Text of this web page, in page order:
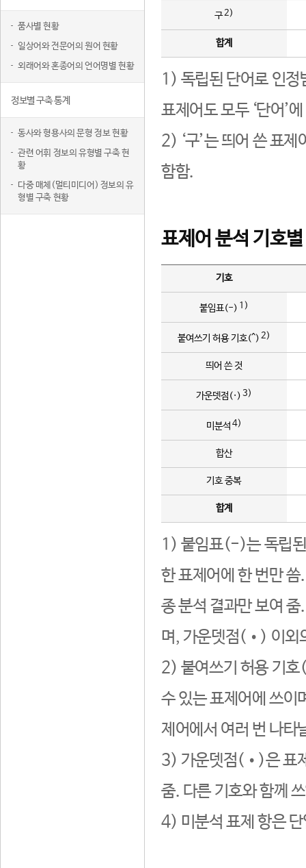
품사별 현황
일상어와 전문어의 원어 현황
외래어와 혼종어의 언어명별 현황
정보별 구축 통계
동사와 형용사의 문형 정보 현황
관련 어휘 정보의 유형별 구축 현
황
다중 매체(멀티미디어) 정보의 유
형별 구축 현황
구2)
합계
1) 독립된 단어로 인정
표제어도 모두 ‘단어’
2) ‘구’는 띄어 쓴 표
함함.
표제어 분석 기호
기호
붙임표(-) 1)
붙여쓰기 허용 기호(^) 2)
띄어 쓴 것
가운뎃점(·) 3)
미분석 4)
합산
기호 중복
합계
1) 붙임표(-)는 독립된
한 표제어에 한 번만
종 분석 결과만 보여
며, 가운뎃점(•) 이외
2) 붙여쓰기 허용 기호
수 있는 표제어에 쓰이
제어에서 여러 번 나타
3) 가운뎃점(•)은 표
줌. 다른 기호와 함께
4) 미분석 표제 항은